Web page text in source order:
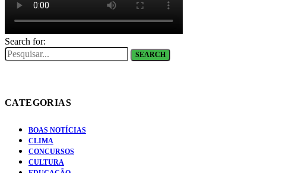
Search for:
SEARCH
CATEGORIAS
BOAS NOTÍCIAS
CLIMA
CONCURSOS
CULTURA